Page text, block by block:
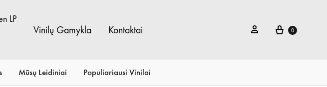
Vinilų Gamykla Kontaktai Prisijungti Krepšelis
0
Mūsų Leidiniai Populiariausi Vinilai